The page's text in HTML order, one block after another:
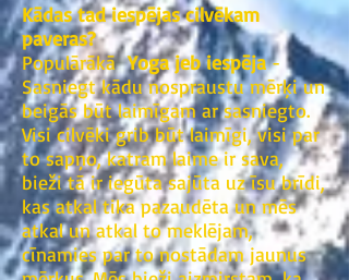
Kādas tad iespējas cilvēkam
paveras?
PopulārākāYoga jeb iespēja-
Sasniegt kādu nospraustu mērķi un
beigās būt laimīgam ar sasniegto.
Visi cilvēki grib būt laimīgi, visi par
to sapņo, katram laime ir sava,
bieži tā ir iegūta sajūta uz īsu brīdi,
kas atkal tika pazaudēta un mēs
atkal un atkal to meklējam,
cīnamies par to nostādam jaunus